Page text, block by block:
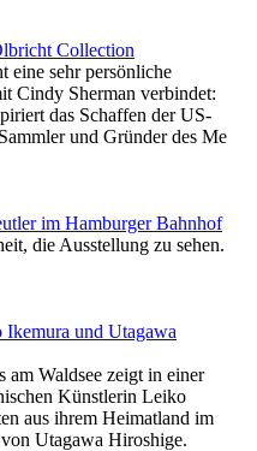
Collection
eine sehr persönliche
Cindy Sherman verbindet:
das Schaffen der US-
und Gründer des Me
im Hamburger Bahnhof
die Ausstellung zu sehen.
und Utagawa
am Waldsee zeigt in einer
Künstlerin Leiko
aus ihrem Heimatland im
Utagawa Hiroshige.